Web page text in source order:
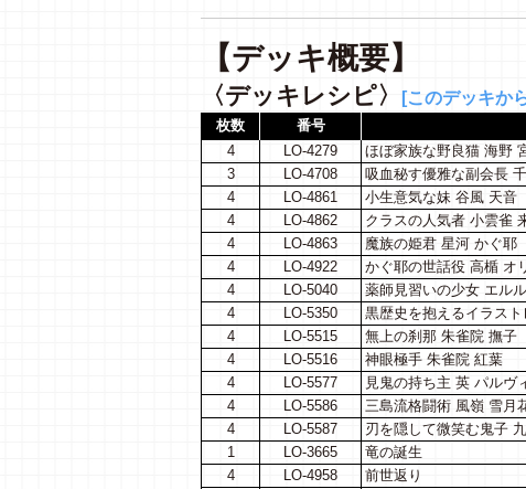
【デッキ概要】
〈デッキレシピ〉 [このデッキか
枚数 番号
4
LO-4279 ほぼ家族な野良猫 海野
3
LO-4708 吸血秘す優雅な副会長
4
LO-4861 小生意気な妹 谷風 天音
4
LO-4862 クラスの人気者 小雲雀
4
LO-4863 魔族の姫君 星河 かぐ耶
4
LO-4922 かぐ耶の世話役 高楯 オ
4
LO-5040 薬師見習いの少女 エル
4
LO-5350 黒歴史を抱えるイラス
4
LO-5515 無上の刹那 朱雀院 撫子
4
LO-5516 神眼極手 朱雀院 紅葉
4
LO-5577 見鬼の持ち主 英 パルヴ
4
LO-5586 三島流格闘術 風嶺 雪月
4
LO-5587 刃を隠して微笑む鬼子
1
LO-3665 竜の誕生
4
LO-4958 前世返り